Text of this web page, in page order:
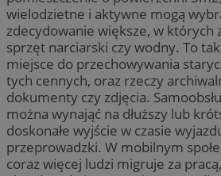
wielodzietne i aktywne mogą
zdecydowanie większe, w których
sprzęt narciarski czy wodny. To
miejsce do przechowywania
tych cennych, oraz rzeczy
dokumenty czy zdjęcia.
można wynająć na dłuższy lub
doskonałe wyjście w czasie
przeprowadzki. W mobilnym
coraz więcej ludzi migruje za